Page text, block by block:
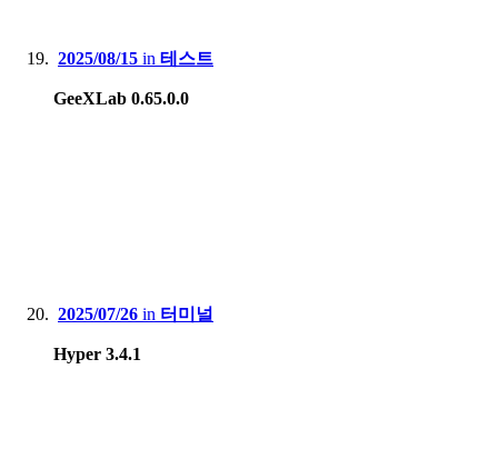
2025/08/15 in 테스트
GeeXLab 0.65.0.0
2025/07/26 in 터미널
Hyper 3.4.1